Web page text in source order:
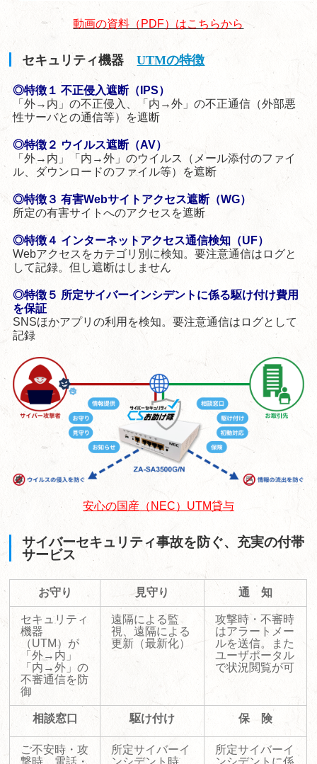
動画の資料（PDF）はこちらから
セキュリティ機器UTMの特徴
◎特徴１ 不正侵入遮断（IPS）
「外→内」の不正侵入、「内→外」の不正通信（外部悪
性サーバとの通信等）を遮断
◎特徴２ ウイルス遮断（AV）
「外→内」「内→外」のウイルス（メール添付のファイ
ル、ダウンロードのファイル等）を遮断
◎特徴３ 有害Webサイトアクセス遮断（WG）
所定の有害サイトへのアクセスを遮断
◎特徴４ インターネットアクセス通信検知（UF）
Webアクセスをカテゴリ別に検知。要注意通信はログと
して記録。但し遮断はしません
◎特徴５ 所定サイバーインシデントに係る駆け付け費用
を保証
SNSほかアプリの利用を検知。要注意通信はログとして
記録
安心の国産（NEC）UTM貸与
サイバーセキュリティ事故を防ぐ、充実の付帯
サービス
お守り 見守り 通 知
セキュリティ
機器
（UTM）が
「外→内」
「内→外」の
不審通信を防
御
遠隔による監
視、遠隔による
更新（最新化）
攻撃時・不審時
はアラートメー
ルを送信。また
ユーザポータル
で状況閲覧が可
相談窓口 駆け付け 保 険
ご不安時・攻
所定サイバーイ
所定サイバーイ